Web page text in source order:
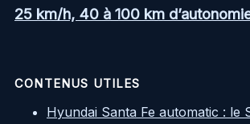
25 km/h, 40 à 100 km
CONTENUS UTILES
Hyundai Santa Fe automatic :